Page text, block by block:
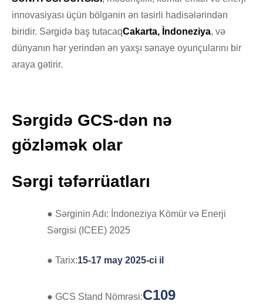
innovasiyası üçün bölgənin ən təsirli hadisələrindən
biridir. Sərgidə baş tutacaqCakarta, İndoneziya, və
dünyanın hər yerindən ən yaxşı sənaye oyunçularını bir
araya gətirir.
Sərgidə GCS-dən nə
gözləmək olar
Sərgi təfərrüatları
● Sərginin Adı: İndoneziya Kömür və Enerji
Sərgisi (ICEE) 2025
● Tarix:15-17 may 2025-ci il
● GCS Stand Nömrəsi:C109